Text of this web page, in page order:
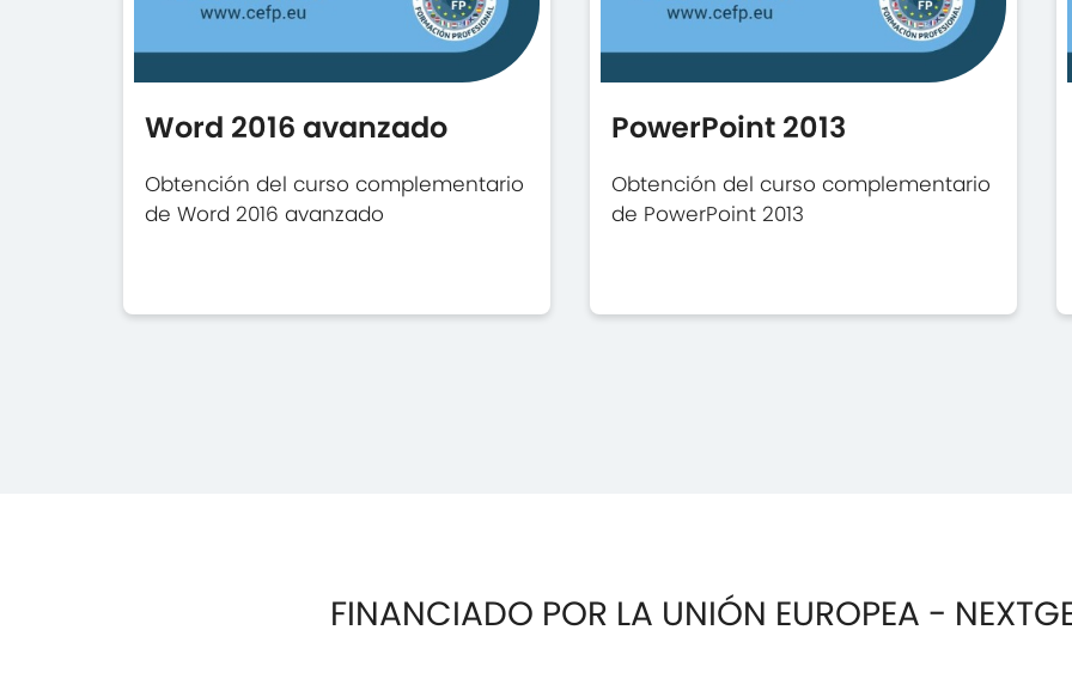
Word 2016 avanzado
Obtención del curso complementario
de Word 2016 avanzado
PowerPoint 2013
Obtención del curso complementario
de PowerPoint 2013
FINANCIADO POR LA UNIÓN EUROPEA -